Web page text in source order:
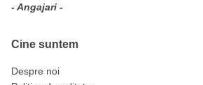
- Angajari -
Cine suntem
Despre noi